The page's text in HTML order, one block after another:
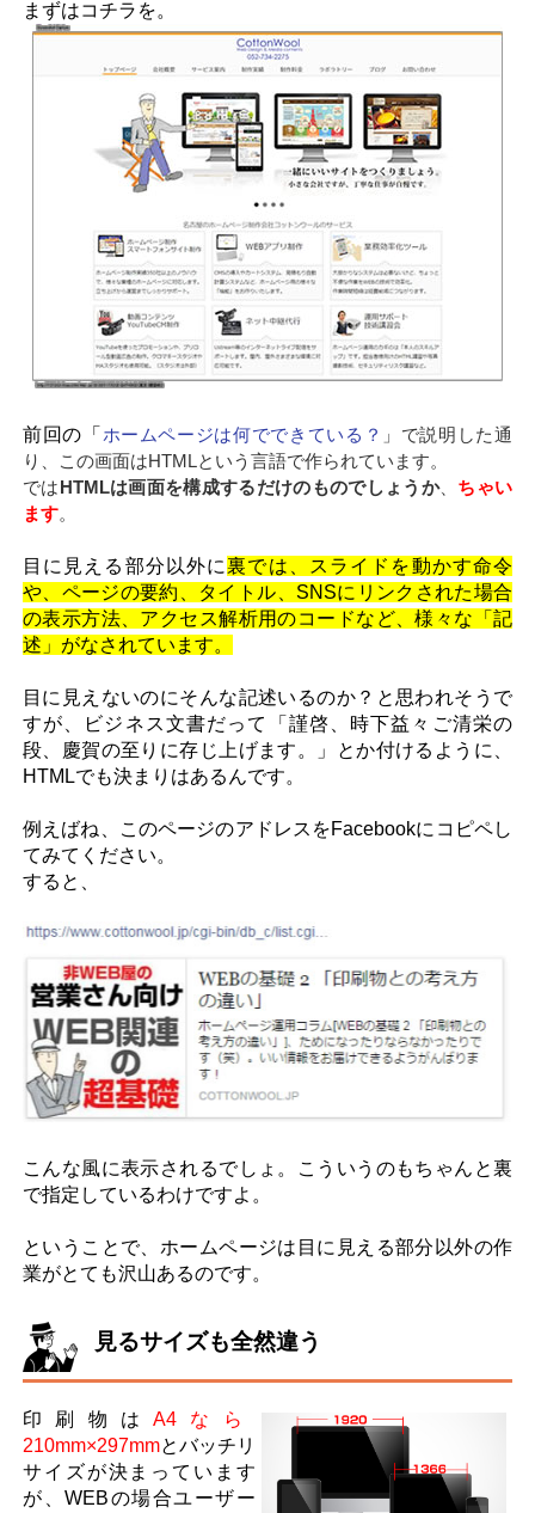
まずはコチラを。
前回の「 ホームページは何でできている？ 」で説明した通
り、この画面はHTMLという言語で作られています。
ではHTMLは画面を構成するだけのものでしょうか、 ちゃい
ます。
目に見える部分以外に裏では、スライドを動かす命令
や、ページの要約、タイトル、SNSにリンクされた場合
の表示方法、アクセス解析用のコードなど、様々な「記
述」がなされています。
目に見えないのにそんな記述いるのか？と思われそうで
すが、ビジネス文書だって「謹啓、時下益々ご清栄の
段、慶賀の至りに存じ上げます。」とか付けるように、
HTMLでも決まりはあるんです。
例えばね、このページのアドレスをFacebookにコピペし
てみてください。
すると、
こんな風に表示されるでしょ。こういうのもちゃんと裏
で指定しているわけですよ。
ということで、ホームページは目に見える部分以外の作
業がとても沢山あるのです。
見るサイズも全然違う
印刷物はA4なら
210mm×297mmとバッチリ
サイズが決まっています
が、WEBの場合ユーザー